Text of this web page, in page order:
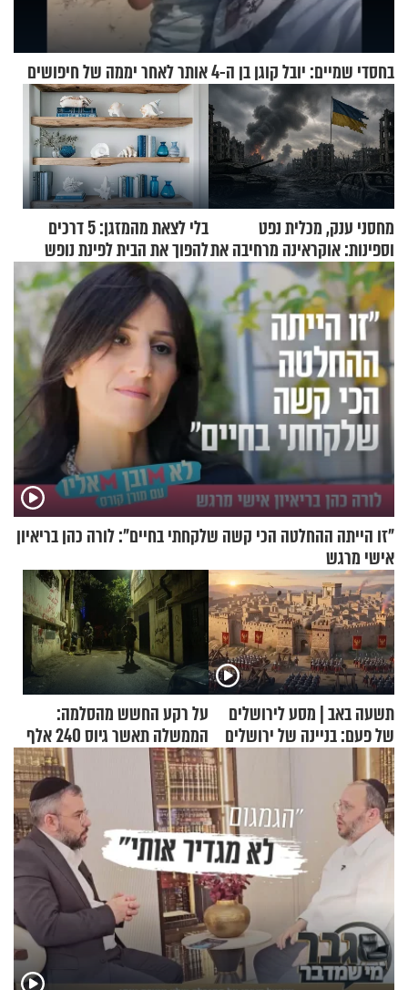
בחסדי שמיים: יובל קוגן בן ה-4 אותר לאחר יממה של חיפושים
מחסני ענק, מכלית נפט
וספינות: אוקראינה מרחיבה את
התקיפות בעומק רוסיה
בלי לצאת מהמזגן: 5 דרכים
להפוך את הבית לפינת נופש
מעוצבת
"זו הייתה ההחלטה הכי קשה שלקחתי בחיים": לורה כהן בריאיון
אישי מרגש
תשעה באב | מסע לירושלים
של פעם: בניינה של ירושלים
על רקע החשש מהסלמה:
הממשלה תאשר גיוס 240 אלף
אנשי מילואים